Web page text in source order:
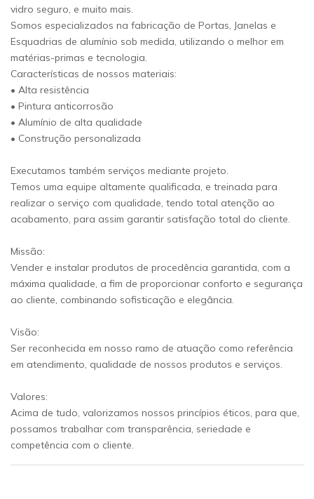
vidro seguro, e muito mais.
Somos especializados na fabricação de Portas, Janelas e
Esquadrias de alumínio sob medida, utilizando o melhor em
matérias-primas e tecnologia.
Características de nossos materiais:
• Alta resistência
• Pintura anticorrosão
• Alumínio de alta qualidade
• Construção personalizada
Executamos também serviços mediante projeto.
Temos uma equipe altamente qualificada, e treinada para
realizar o serviço com qualidade, tendo total atenção ao
acabamento, para assim garantir satisfação total do cliente.
Missão:
Vender e instalar produtos de procedência garantida, com a
máxima qualidade, a fim de proporcionar conforto e segurança
ao cliente, combinando sofisticação e elegância.
Visão:
Ser reconhecida em nosso ramo de atuação como referência
em atendimento, qualidade de nossos produtos e serviços.
Valores:
Acima de tudo, valorizamos nossos princípios éticos, para que,
possamos trabalhar com transparência, seriedade e
competência com o cliente.